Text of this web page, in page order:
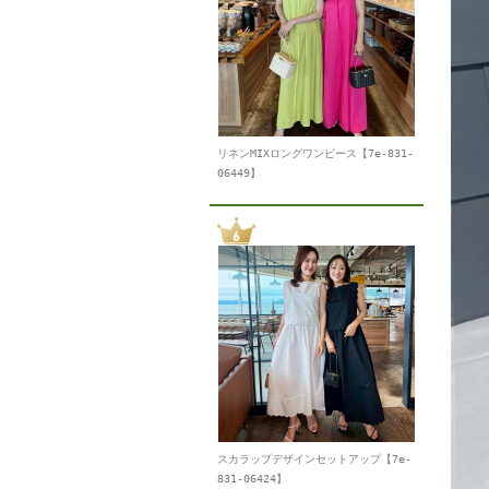
リネンMIXロングワンピース【7e-831-
06449】
スカラップデザインセットアップ【7e-
831-06424】